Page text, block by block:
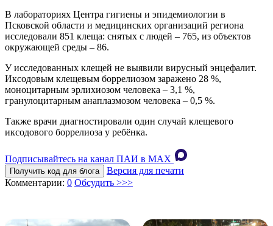
В лабораториях Центра гигиены и эпидемиологии в
Псковской области и медицинских организаций региона
исследовали 851 клеща: снятых с людей – 765, из объектов
окружающей среды – 86.
У исследованных клещей не выявили вирусный энцефалит.
Иксодовым клещевым боррелиозом заражено 28 %,
моноцитарным эрлихиозом человека – 3,1 %,
гранулоцитарным анаплазмозом человека – 0,5 %.
Также врачи диагностировали один случай клещевого
иксодового боррелиоза у ребёнка.
Подписывайтесь на канал ПАИ в MAХ
Получить код для блога
Версия для печати
Комментарии: 0 Обсудить >>>